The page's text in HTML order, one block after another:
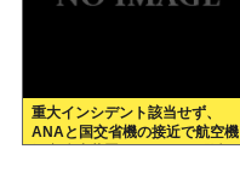
重大インシデント該当せず、
ANAと国交省機の接近で航空機